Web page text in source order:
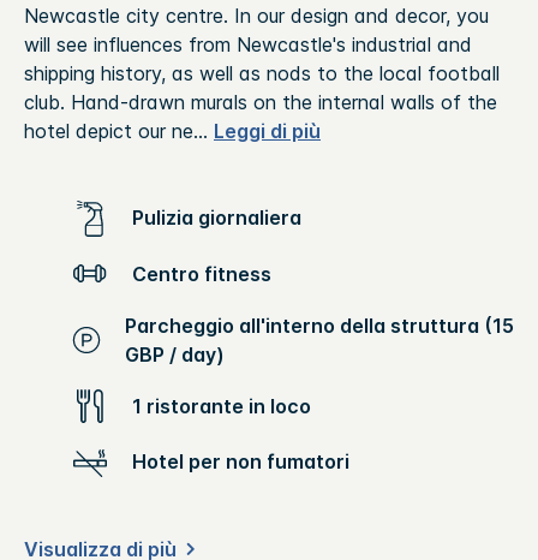
Newcastle city centre. In our design and decor, you
will see influences from Newcastle's industrial and
shipping history, as well as nods to the local football
club. Hand-drawn murals on the internal walls of the
hotel depict our ne... Leggi di più
Pulizia giornaliera
Centro fitness
Parcheggio all'interno della struttura (15
GBP / day)
1 ristorante in loco
Hotel per non fumatori
Visualizza di più